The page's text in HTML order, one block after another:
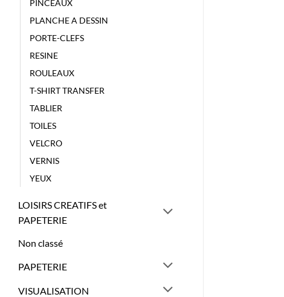
PINCEAUX
PLANCHE A DESSIN
PORTE-CLEFS
RESINE
ROULEAUX
T-SHIRT TRANSFER
TABLIER
TOILES
VELCRO
VERNIS
YEUX
LOISIRS CREATIFS et
PAPETERIE
Non classé
PAPETERIE
VISUALISATION